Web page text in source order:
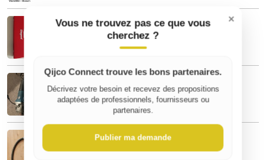
Mallette starfix legrand embout 10 50
Meuleuse makita 1400w
60 €
marteau burineur
60 €
×
Vous ne trouvez pas ce que vous
cherchez ?
Qijco Connect trouve les bons partenaires.
Décrivez votre besoin et recevez des propositions
adaptées de professionnels, fournisseurs ou
partenaires.
Publier ma demande